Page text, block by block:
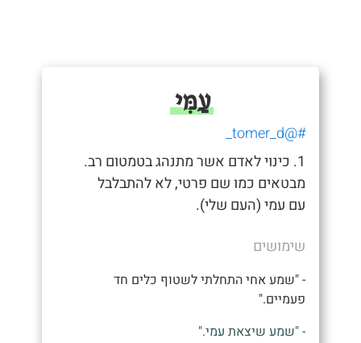
עַמִּי
#@tomer_d_
1. כינוי לאדם אשר מתנהג בטמטום רב.
מבטאים כמו שם פרטי, לא להתבלבל
עם עמי (העם שלי).
שימושים
- "שמע אחי התחלתי לשטוף כלים חד
פעמיים."
- "שמע שיצאת עמי."